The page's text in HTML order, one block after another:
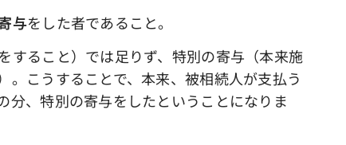
与をした者であること。
ること）では足りず、特別の寄与（本来施
こうすることで、本来、被相続人が支払う
分、特別の寄与をしたということになりま